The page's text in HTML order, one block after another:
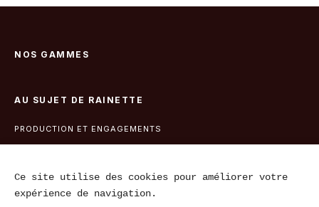
Ce site utilise des cookies pour améliorer votre
expérience de navigation.
NOS GAMMES
AU SUJET DE RAINETTE
PRODUCTION ET ENGAGEMENTS